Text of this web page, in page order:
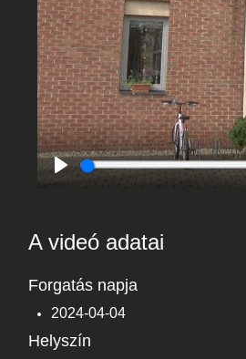
Play
A videó adatai
Forgatás napja
2024-04-04
Helyszín